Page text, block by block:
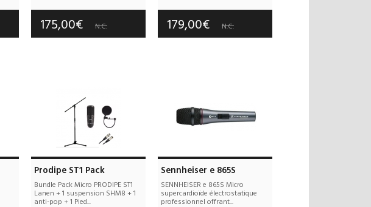
Garantie :3 an(s)
175,00€ N.C.
Garantie :3 an(s)
179,00€ N.C.
Prodipe ST1 Pack
Bundle Pack Micro PRODIPE ST1
Lanen + 1 suspension SHM8 + 1
anti-pop + 1 Pied...
Sennheiser e 865S
SENNHEISER e 865S Micro
supercardioïde électrostatique
professionnel offrant...